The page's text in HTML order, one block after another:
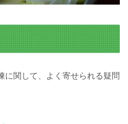
に関して、よく寄せられる疑問